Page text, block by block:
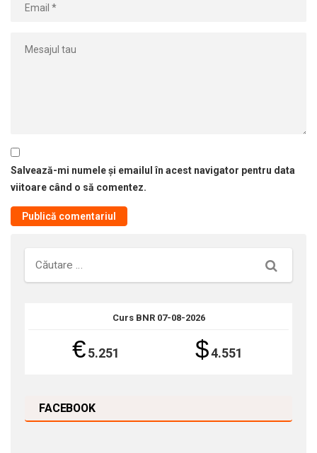
Salvează-mi numele și emailul în acest navigator pentru data
viitoare când o să comentez.
Căutare
Curs BNR 07-08-2026
€5.251 $4.551
FACEBOOK